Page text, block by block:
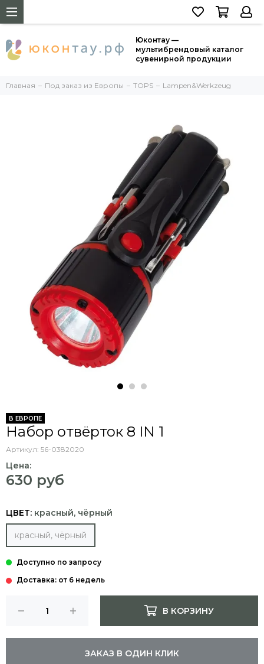
Юконтау —
мультибрендовый каталог
сувенирной продукции
Главная Под заказ из Европы TOPS Lampen&Werkzeug
В ЕВРОПЕ
Набор отвёрток 8 IN 1
Артикул: 56-0382020
Цена:
630 руб
ЦВЕТ: красный, чёрный
красный, чёрный
Доставка: от 6 недель
В КОРЗИНУ
ЗАКАЗ В ОДИН КЛИК